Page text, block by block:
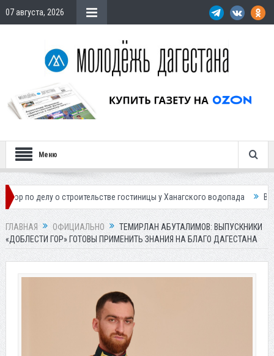
07 августа, 2026
Меню
о строительстве гостиницы у Ханагского водопада Власти
ГЛАВНАЯ ОФИЦИАЛЬНО
ТЕМИРЛАН АБУТАЛИМОВ: ВЫПУСКНИКИ
«ДОБЛЕСТИ ГОР» ГОТОВЫ ПРИМЕНИТЬ ЗНАНИЯ НА БЛАГО ДАГЕСТАНА